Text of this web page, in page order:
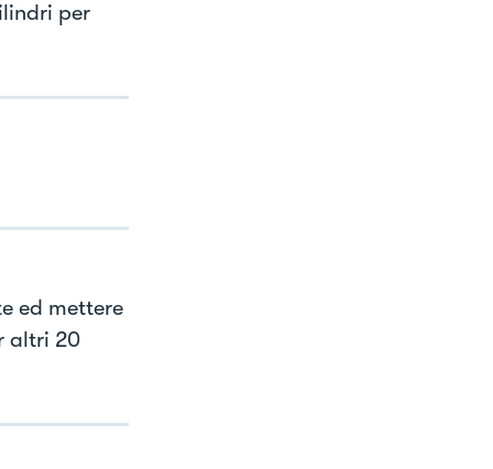
per
ed mettere
altri 20